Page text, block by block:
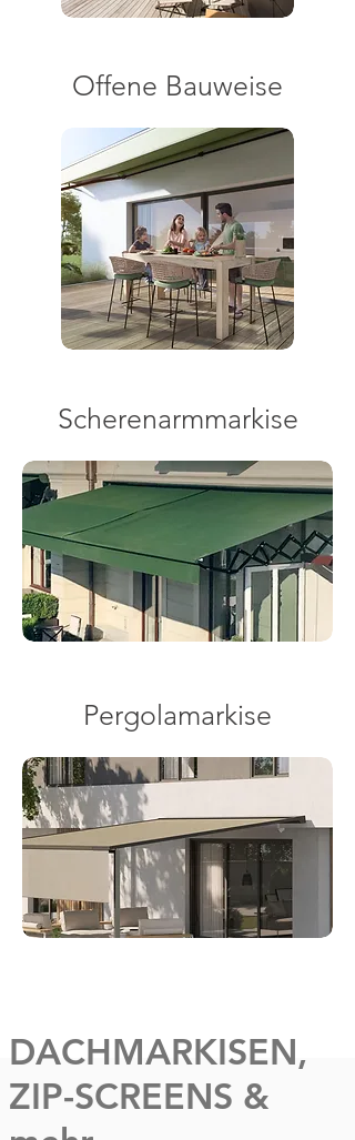
Offene Bauweise
Scherenarmmarkise
Pergolamarkise
DACHMARKISEN,
ZIP-SCREENS &